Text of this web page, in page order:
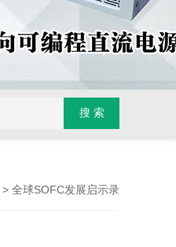
> 全球SOFC发展启示录